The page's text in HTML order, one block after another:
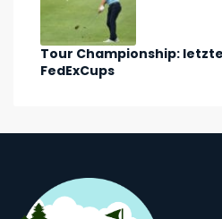
Tour Championship: letzte
FedExCups